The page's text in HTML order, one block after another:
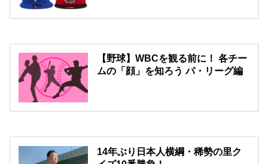
【野球】WBCを観る前に！ 各チー
ムの「顔」を知ろう パ・リーグ編
14年ぶり日本人横綱・稀勢の里ク